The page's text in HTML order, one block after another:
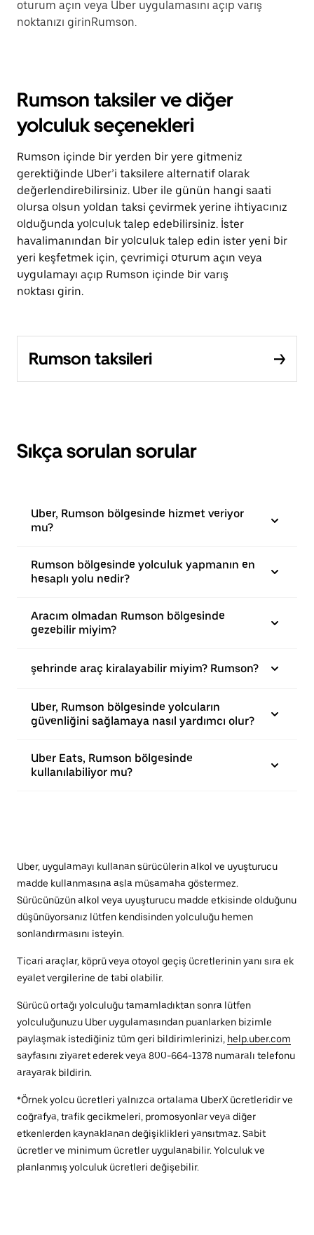
oturum açın veya Uber uygulamasını açıp varış
noktanızı girinRumson.
Rumson taksiler ve diğer
yolculuk seçenekleri
Rumson içinde bir yerden bir yere gitmeniz
gerektiğinde Uber’i taksilere alternatif olarak
değerlendirebilirsiniz. Uber ile günün hangi saati
olursa olsun yoldan taksi çevirmek yerine ihtiyacınız
olduğunda yolculuk talep edebilirsiniz. İster
havalimanından bir yolculuk talep edin ister yeni bir
yeri keşfetmek için, çevrimiçi oturum açın veya
uygulamayı açıp Rumson içinde bir varış
noktası girin.
Rumson taksileri
Sıkça sorulan sorular
Uber, Rumson bölgesinde hizmet veriyor
mu?
Rumson bölgesinde yolculuk yapmanın en
hesaplı yolu nedir?
Aracım olmadan Rumson bölgesinde
gezebilir miyim?
şehrinde araç kiralayabilir miyim? Rumson?
Uber, Rumson bölgesinde yolcuların
güvenliğini sağlamaya nasıl yardımcı olur?
Uber Eats, Rumson bölgesinde
kullanılabiliyor mu?
Uber, uygulamayı kullanan sürücülerin alkol ve uyuşturucu
madde kullanmasına asla müsamaha göstermez.
Sürücünüzün alkol veya uyuşturucu madde etkisinde olduğunu
düşünüyorsanız lütfen kendisinden yolculuğu hemen
sonlandırmasını isteyin.
Ticari araçlar, köprü veya otoyol geçiş ücretlerinin yanı sıra ek
eyalet vergilerine de tabi olabilir.
Sürücü ortağı yolculuğu tamamladıktan sonra lütfen
yolculuğunuzu Uber uygulamasından puanlarken bizimle
paylaşmak istediğiniz tüm geri bildirimlerinizi, help.uber.com
sayfasını ziyaret ederek veya 800-664-1378 numaralı telefonu
arayarak bildirin.
*Örnek yolcu ücretleri yalnızca ortalama UberX ücretleridir ve
coğrafya, trafik gecikmeleri, promosyonlar veya diğer
etkenlerden kaynaklanan değişiklikleri yansıtmaz. Sabit
ücretler ve minimum ücretler uygulanabilir. Yolculuk ve
planlanmış yolculuk ücretleri değişebilir.